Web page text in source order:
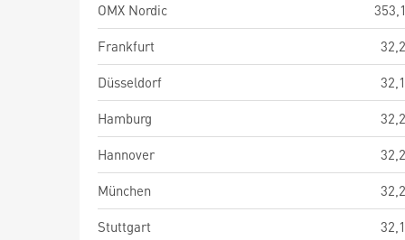
OMX Nordic
Frankfurt
Düsseldorf
Hamburg
Hannover
München
Stuttgart